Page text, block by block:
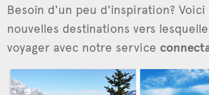
Besoin d'un peu d'inspiration? Voici
nouvelles destinations vers
voyager avec notre service